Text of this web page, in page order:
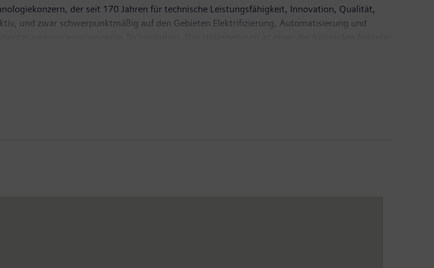
der seit 170 Jahren für technische Leistungsfähigkeit, Innovation, Qualität,
und zwar schwerpunktmäßig auf den Gebieten Elektrifizierung, Automatisierung und
Infrastrukturlösungen sowie bei Automatisierungs-, Antriebs- und Softwarelösungen für die
unter